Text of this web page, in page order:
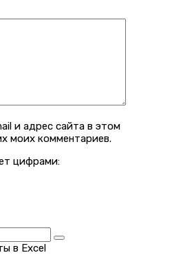
и адрес сайта в этом
моих комментариев.
цифрами:
в Excel